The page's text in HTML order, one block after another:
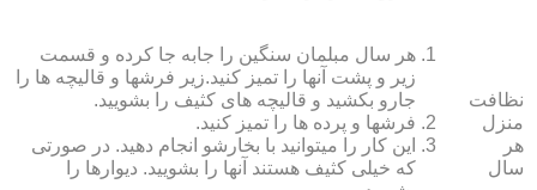
نظافت
منزل
هر
سال
هر سال مبلمان سنگین را جابه جا کرده و قسمت
زیر و پشت آنها را تمیز کنید.زیر فرش‏ها و قالیچه‏ ها را
جارو بکشید و قالیچه‏ های کثیف را بشویید.
فرش‏ها و پرده ‏ها را تمیز کنید.
این کار را می‏توانید با بخارشو انجام دهید. در صورتی
که خیلی کثیف هستند آنها را بشویید. دیوارها را